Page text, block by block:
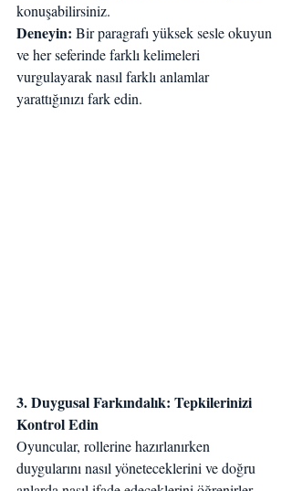
konuşabilirsiniz.
Deneyin: Bir paragrafı yüksek sesle okuyun
ve her seferinde farklı kelimeleri
vurgulayarak nasıl farklı anlamlar
yarattığınızı fark edin.
3. Duygusal Farkındalık: Tepkilerinizi
Kontrol Edin
Oyuncular, rollerine hazırlanırken
duygularını nasıl yöneteceklerini ve doğru